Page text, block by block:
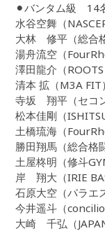
⚫︎バンタム級 14
水谷空舞（
大林 修平（総合
湯舟流空（
澤田龍介（ROOTS
清本 拡（M3A FIT）
寺坂 翔平（セコ
松本佳剛（
土橋琉海（
勝田翔馬（総合格
土屋柊明（修斗
岸 翔大（IRIE
石原大空（パラエ
今井遥斗（concilio
大崎 千弘（